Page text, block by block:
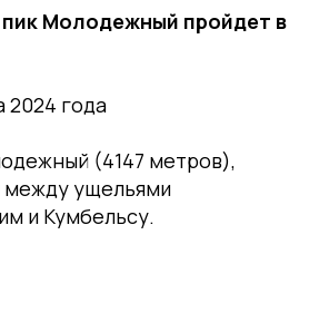
Молодежный пройдет в
2024 года
(4147 метров),
ущельями
и Кумбельсу.